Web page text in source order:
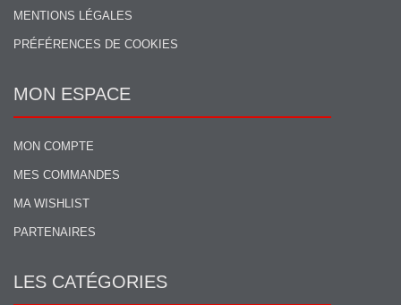
MENTIONS LÉGALES
PRÉFÉRENCES DE COOKIES
MON ESPACE
MON COMPTE
MES COMMANDES
MA WISHLIST
PARTENAIRES
LES CATÉGORIES